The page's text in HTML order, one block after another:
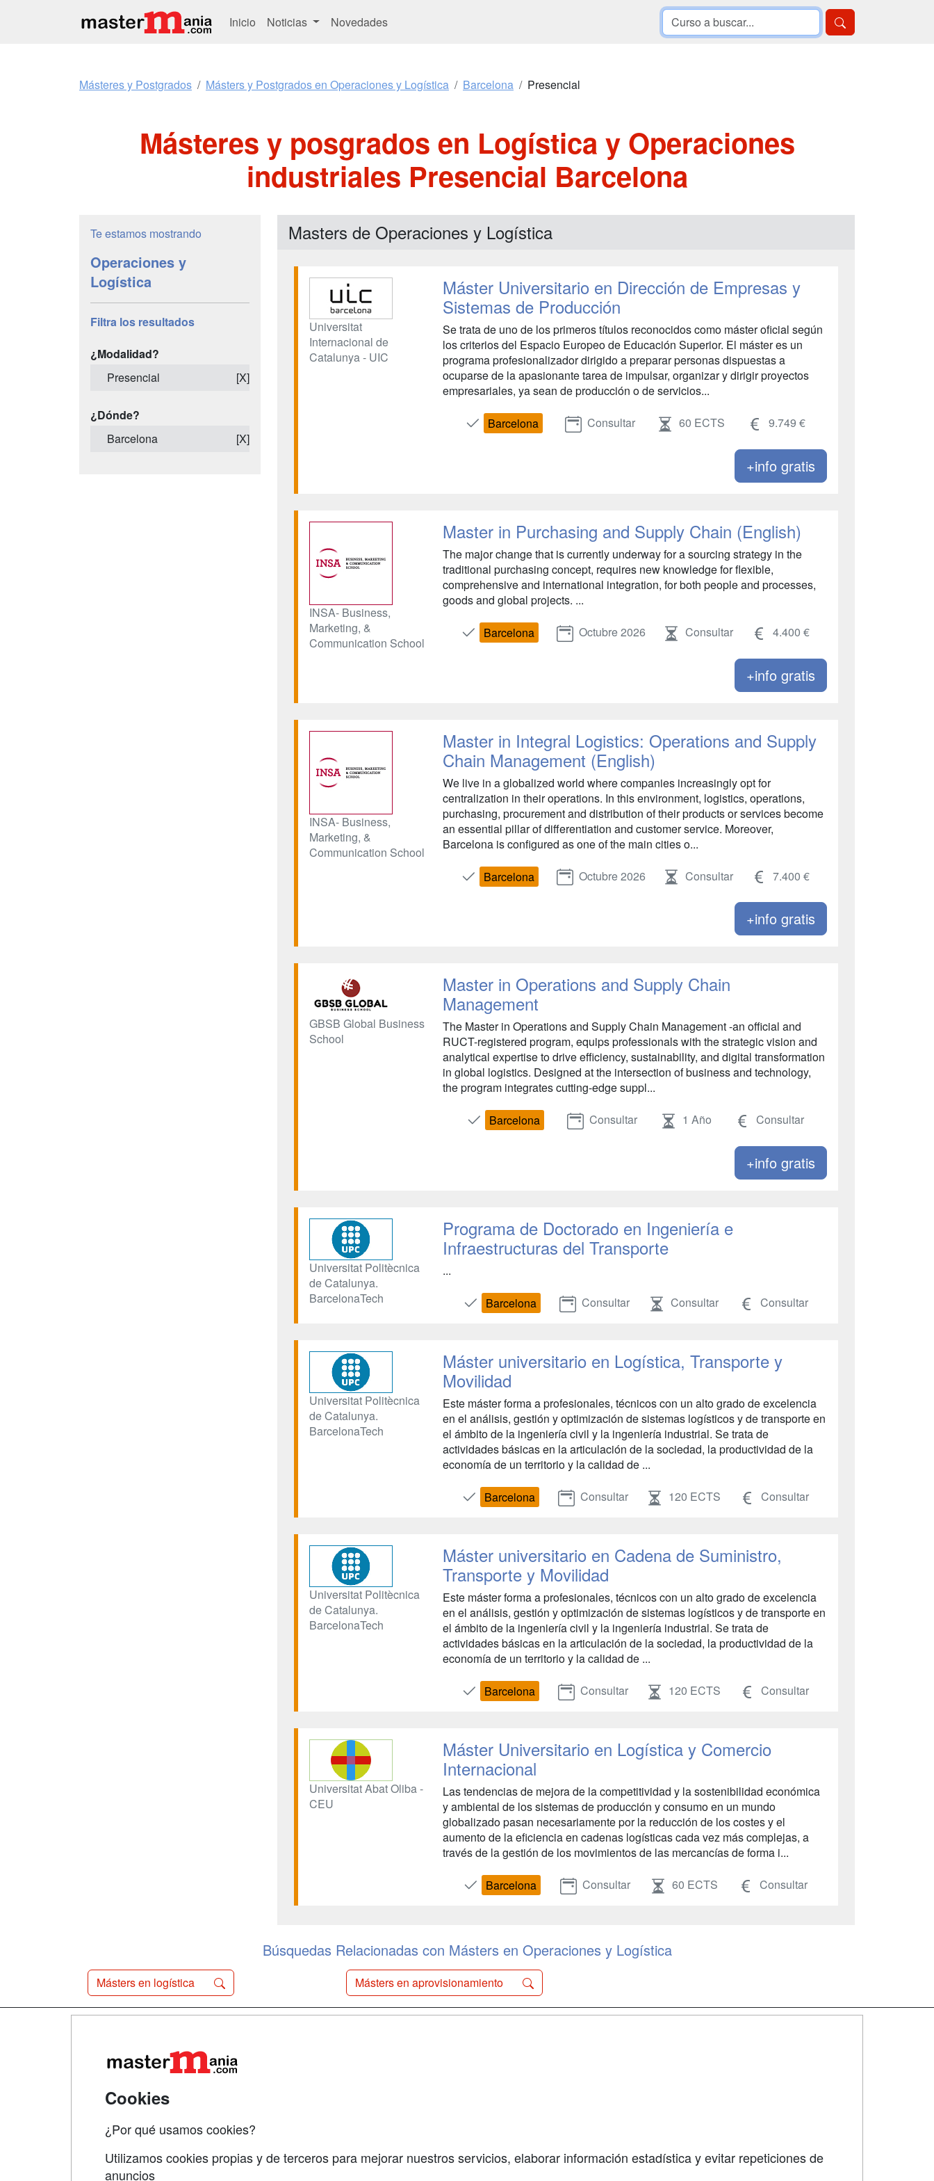
Inicio Noticias Novedades
Másteres y Postgrados Másters y Postgrados en Operaciones y Logística Barcelona Presencial
Másteres y posgrados en Logística y Operaciones
industriales Presencial Barcelona
Te estamos mostrando
Operaciones y
Logística
Filtra los resultados
¿Modalidad?
Presencial
[X]
¿Dónde?
Barcelona
[X]
Masters de Operaciones y Logística
Universitat
Internacional de
Catalunya - UIC
Máster Universitario en Dirección de Empresas y
Sistemas de Producción
Se trata de uno de los primeros títulos reconocidos como máster oficial según
los criterios del Espacio Europeo de Educación Superior. El máster es un
programa profesionalizador dirigido a preparar personas dispuestas a
ocuparse de la apasionante tarea de impulsar, organizar y dirigir proyectos
empresariales, ya sean de producción o de servicios...
Barcelona Consultar 60 ECTS 9.749 €
+info gratis
INSA- Business,
Marketing, &
Communication School
Master in Purchasing and Supply Chain (English)
The major change that is currently underway for a sourcing strategy in the
traditional purchasing concept, requires new knowledge for flexible,
comprehensive and international integration, for both people and processes,
goods and global projects. ...
Barcelona Octubre 2026 Consultar 4.400 €
+info gratis
INSA- Business,
Marketing, &
Communication School
Master in Integral Logistics: Operations and Supply
Chain Management (English)
We live in a globalized world where companies increasingly opt for
centralization in their operations. In this environment, logistics, operations,
purchasing, procurement and distribution of their products or services become
an essential pillar of differentiation and customer service. Moreover,
Barcelona is configured as one of the main cities o...
Barcelona Octubre 2026 Consultar 7.400 €
+info gratis
GBSB Global Business
School
Master in Operations and Supply Chain
Management
The Master in Operations and Supply Chain Management -an official and
RUCT-registered program, equips professionals with the strategic vision and
analytical expertise to drive efficiency, sustainability, and digital transformation
in global logistics. Designed at the intersection of business and technology,
the program integrates cutting-edge suppl...
Barcelona Consultar 1 Año Consultar
+info gratis
Universitat Politècnica
de Catalunya.
BarcelonaTech
Programa de Doctorado en Ingeniería e
Infraestructuras del Transporte
...
Barcelona Consultar Consultar Consultar
Universitat Politècnica
de Catalunya.
BarcelonaTech
Máster universitario en Logística, Transporte y
Movilidad
Este máster forma a profesionales, técnicos con un alto grado de excelencia
en el análisis, gestión y optimización de sistemas logísticos y de transporte en
el ámbito de la ingeniería civil y la ingeniería industrial. Se trata de
actividades básicas en la articulación de la sociedad, la productividad de la
economía de un territorio y la calidad de ...
Barcelona Consultar 120 ECTS Consultar
Universitat Politècnica
de Catalunya.
BarcelonaTech
Máster universitario en Cadena de Suministro,
Transporte y Movilidad
Este máster forma a profesionales, técnicos con un alto grado de excelencia
en el análisis, gestión y optimización de sistemas logísticos y de transporte en
el ámbito de la ingeniería civil y la ingeniería industrial. Se trata de
actividades básicas en la articulación de la sociedad, la productividad de la
economía de un territorio y la calidad de ...
Barcelona Consultar 120 ECTS Consultar
Universitat Abat Oliba -
CEU
Máster Universitario en Logística y Comercio
Internacional
Las tendencias de mejora de la competitividad y la sostenibilidad económica
y ambiental de los sistemas de producción y consumo en un mundo
globalizado pasan necesariamente por la reducción de los costes y el
aumento de la eficiencia en cadenas logísticas cada vez más complejas, a
través de la gestión de los movimientos de las mercancías de forma i...
Barcelona Consultar 60 ECTS Consultar
Búsquedas Relacionadas con Másters en Operaciones y Logística
Másters en logística Másters en aprovisionamiento
Cookies
¿Por qué usamos cookies?
Utilizamos cookies propias y de terceros para mejorar nuestros servicios, elaborar información estadística y evitar repeticiones de
anuncios